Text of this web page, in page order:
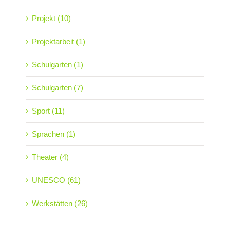
Projekt (10)
Projektarbeit (1)
Schulgarten (1)
Schulgarten (7)
Sport (11)
Sprachen (1)
Theater (4)
UNESCO (61)
Werkstätten (26)